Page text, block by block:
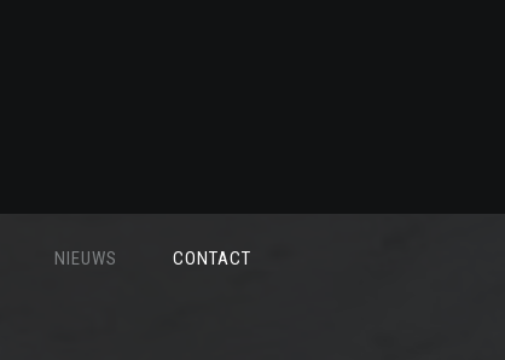
NIEUWS CONTACT